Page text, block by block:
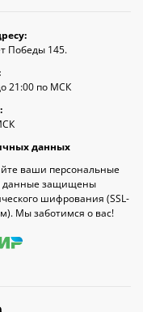
Победы 145.
21:00 по МСК
данных
ваши персональные
защищены
шифрования (SSL-
Мы заботимся о вас!